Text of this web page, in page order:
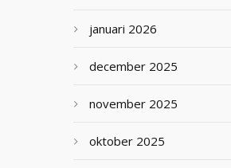
januari 2026
december 2025
november 2025
oktober 2025